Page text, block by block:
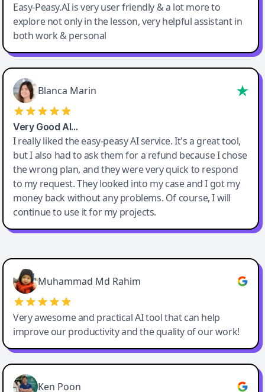
Easy-Peasy.AI is very user friendly & a lot more to
explore not only in the lesson, very helpful assistant in
both work & personal
Blanca Marin
Very Good AI…
I really liked the easy-peasy AI service. It's a great tool,
but I also had to ask them for a refund because I chose
the wrong plan, and they were very quick to respond
to my request. They looked into my case and I got my
money back without any problems. Of course, I will
continue to use it for my projects.
Easy-Peasy AI
Muhammad Md Rahim
Very awesome and practical AI tool that can help
improve our productivity and the quality of our work!
Ken Poon